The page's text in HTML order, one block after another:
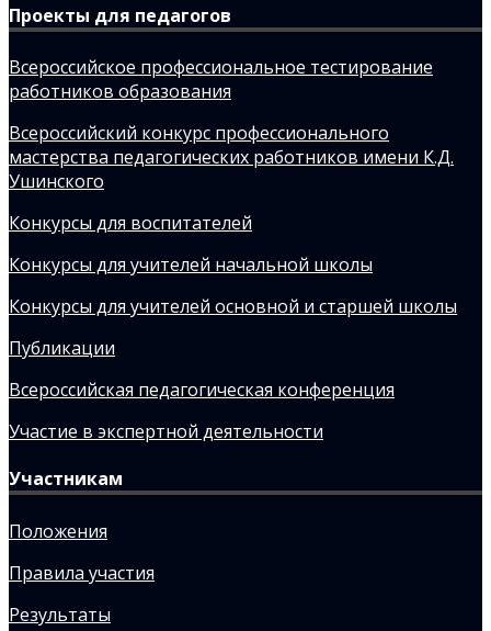
Проекты для педагогов
Всероссийское профессиональное тестирование
работников образования
Всероссийский конкурс профессионального
мастерства педагогических работников имени К.Д.
Ушинского
Конкурсы для воспитателей
Конкурсы для учителей начальной школы
Конкурсы для учителей основной и старшей школы
Публикации
Всероссийская педагогическая конференция
Участие в экспертной деятельности
Участникам
Положения
Правила участия
Результаты